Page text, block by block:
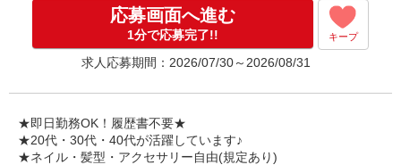
お友達を紹介頂くと,
インセンティブ支給(規定有)
゜・。○。・゜+゜・。○。・゜+゜
応募画面へ進む
1分で応募完了!! キープ
求人応募期間：2026/07/30～2026/08/31
★即日勤務OK！履歴書不要★
★20代・30代・40代が活躍しています♪
★ネイル・髪型・アクセサリー自由(規定あり)